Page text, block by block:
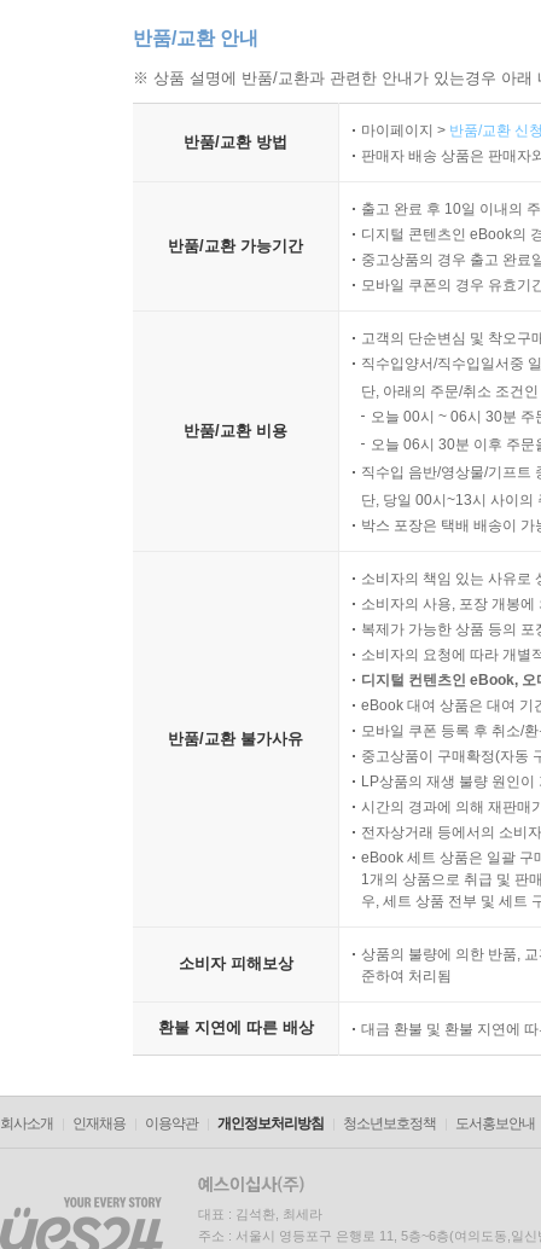
반품/교환 안내
※ 상품 설명에 반품/교환과 관련한 안내가 있는경우 아
반품/교환 방법
마이페이지 > 반품/교환 신
판매자 배송 상품은 판매자
반품/교환 가능기간
출고 완료 후 10일 이내의
디지털 콘텐츠인 eBook의
중고상품의 경우 출고 완료
모바일 쿠폰의 경우 유효기
반품/교환 비용
고객의 단순변심 및 착오구
직수입양서/직수입일서중
단, 아래의 주문/취소 조건
오늘 00시 ~ 06시 30분
오늘 06시 30분 이후 주
직수입 음반/영상물/기프트
단, 당일 00시~13시 사이의
박스 포장은 택배 배송이
반품/교환 불가사유
소비자의 책임 있는 사유로
소비자의 사용, 포장 개봉
복제가 가능한 상품 등의
소비자의 요청에 따라 개별
디지털 컨텐츠인 eBook,
eBook 대여 상품은 대여 기
모바일 쿠폰 등록 후 취소/
중고상품이 구매확정(자동
LP상품의 재생 불량 원인
시간의 경과에 의해 재판매
전자상거래 등에서의 소비
eBook 세트 상품은 일괄 구
1개의 상품으로 취급 및 판
우, 세트 상품 전부 및 세트
소비자 피해보상
상품의 불량에 의한 반품,
준하여 처리됨
환불 지연에 따른 배상 대금 환불 및 환불 지연에
회사소개 인재채용 이용약관 개인정보처리방침 청소년보호정책 도서홍보안내
대표 : 김석환, 최세라
주소 : 서울시 영등포구 은행로 11, 5층~6층(여의도동,일신